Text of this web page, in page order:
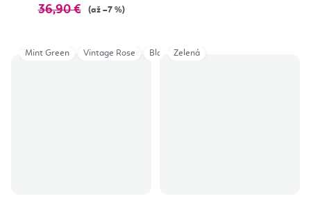
36,90 € (až –7 %)
Mint Green Vintage Rose Black v2Zelená